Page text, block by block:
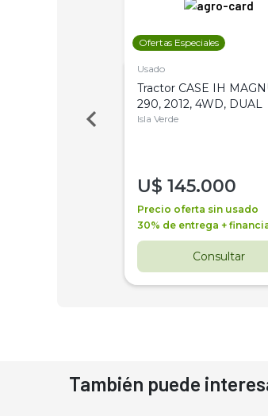
Ofertas Especiales
Usado
Tractor CASE IH
290, 2012, 4WD, DUAL
Isla Verde
U$ 145.000
Precio oferta sin usado
30% de entrega +
Consultar
También puede